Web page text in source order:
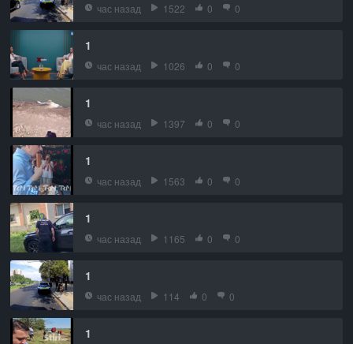
час назад 1522 0 0
1
час назад 1026 0 0
1
час назад 1397 0 0
1
час назад 1563 0 0
1
час назад 1165 0 0
1
час назад 114 0 0
1